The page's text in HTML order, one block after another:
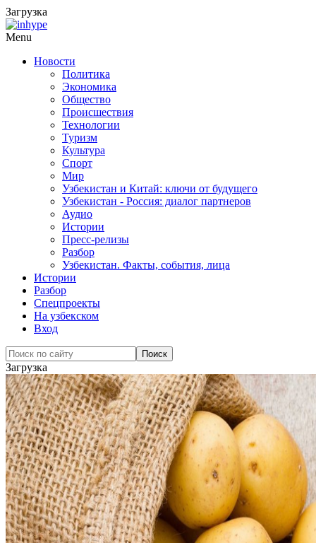
Загрузка
Menu
Новости
Политика
Экономика
Общество
Происшествия
Технологии
Туризм
Культура
Спорт
Мир
Узбекистан и Китай: ключи от будущего
Узбекистан - Россия: диалог партнеров
Аудио
Истории
Пресс-релизы
Разбор
Узбекистан. Факты, события, лица
Истории
Разбор
Спецпроекты
На узбекском
Вход
Загрузка